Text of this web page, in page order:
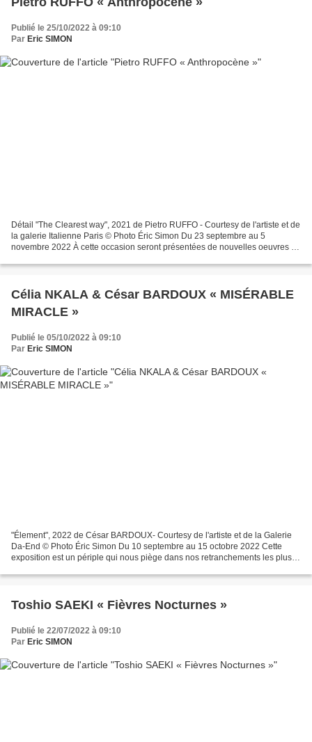
Publié le 25/10/2022 à 09:10
Par Eric SIMON
Détail "The Clearest way", 2021 de Pietro RUFFO - Courtesy de l'artiste et de
la galerie Italienne Paris © Photo Éric Simon Du 23 septembre au 5
novembre 2022 À cette occasion seront présentées de nouvelles oeuvres de
Célia NKALA & César BARDOUX « MISÉRABLE
MIRACLE »
Publié le 05/10/2022 à 09:10
Par Eric SIMON
"Élement", 2022 de César BARDOUX- Courtesy de l'artiste et de la Galerie
Da-End © Photo Éric Simon Du 10 septembre au 15 octobre 2022 Cette
exposition est un périple qui nous piège dans nos retranchements les plus
Toshio SAEKI « Fièvres Nocturnes »
Publié le 22/07/2022 à 09:10
Par Eric SIMON